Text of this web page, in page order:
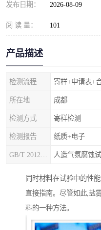
发布日期： 2026-08-09
阅 读 量： 101
产品描述
检测流程 寄样+申请表+
所在地 成都
检测方式 寄样检测
检测报告 纸质+电子
人造气氛腐蚀
同时材料在试验中的性
直接指南。尽管如此,盐
料的一种方法。